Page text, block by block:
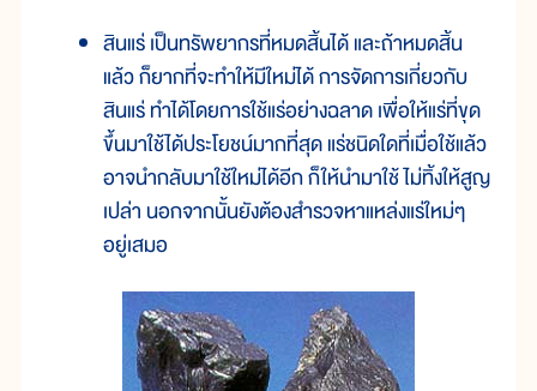
สินแร่ เป็นทรัพยากรที่หมดสิ้นได้ และถ้าหมดสิ้น
แล้ว ก็ยากที่จะทำให้มีใหม่ได้ การจัดการเกี่ยวกับ
สินแร่ ทำได้โดยการใช้แร่อย่างฉลาด เพื่อให้แร่ที่ขุด
ขึ้นมาใช้ได้ประโยชน์มากที่สุด แร่ชนิดใดที่เมื่อใช้แล้ว
อาจนำกลับมาใช้ใหม่ได้อีก ก็ให้นำมาใช้ ไม่ทิ้งให้สูญ
เปล่า นอกจากนั้นยังต้องสำรวจหาแหล่งแร่ใหม่ๆ
อยู่เสมอ